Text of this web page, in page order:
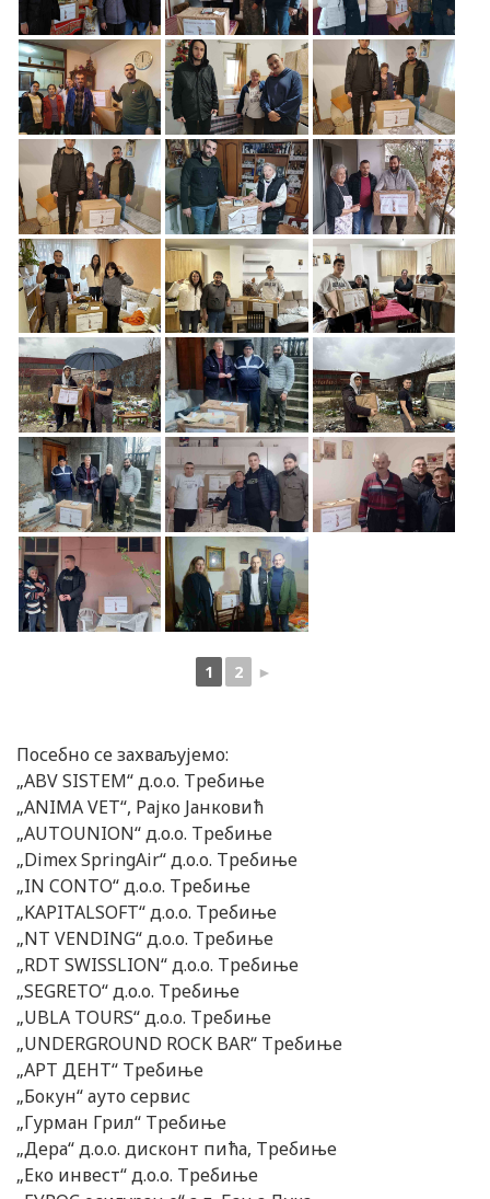
1 2 ►
Посебно се захваљујемо:
„ABV SISTEM“ д.о.о. Требиње
„ANIMA VET“, Рајко Јанковић
„AUTOUNION“ д.о.о. Требиње
„Dimex SpringAir“ д.о.о. Требиње
„IN CONTO“ д.о.о. Требиње
„KAPITALSOFT“ д.о.о. Требиње
„NT VENDING“ д.о.о. Требиње
„RDT SWISSLION“ д.о.о. Требиње
„SEGRETO“ д.о.о. Требиње
„UBLA TOURS“ д.о.о. Требиње
„UNDERGROUND ROCK BAR“ Требиње
„АРТ ДЕНТ“ Требиње
„Бокун“ ауто сервис
„Гурман Грил“ Требиње
„Дера“ д.о.о. дисконт пића, Требиње
„Еко инвест“ д.о.о. Требиње